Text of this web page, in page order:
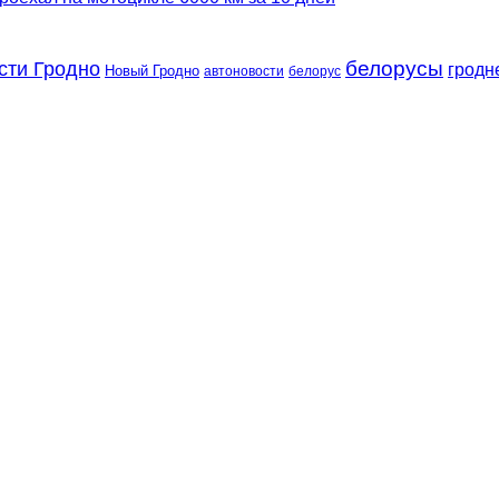
Гродно Новый Гродно автоновости белорус белорусы